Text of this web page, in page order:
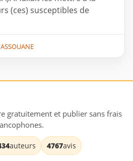
(ces) susceptibles de
gratuitement et publier sans frais
auteurs 4767avis